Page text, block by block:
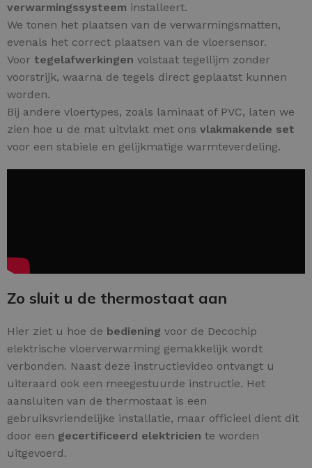
verwarmingssysteem installeert.
We tonen het plaatsen van de verwarmingsmatten,
evenals het correct plaatsen van de vloersensor.
Voor tegelafwerkingen volstaat tegellijm zonder
voorstrijk, waarna de tegels direct geplaatst kunnen
worden.
Bij andere vloertypes, zoals laminaat of PVC, laten we
zien hoe u de mat uitvlakt met ons vlakmakende set
voor een stabiele en gelijkmatige warmteverdeling.
Zo sluit u de thermostaat aan
Hier ziet u hoe de bediening voor de Decochip
elektrische vloerverwarming gemakkelijk wordt
verbonden. Naast deze instructievideo ontvangt u
uiteraard ook een meegestuurde instructie. Het
aansluiten van de thermostaat is een
gebruiksvriendelijke installatie, maar officieel dient dit
door een gecertificeerd elektricien te worden
uitgevoerd.